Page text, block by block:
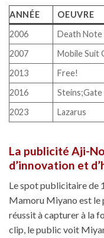
ANNÉE OEUVRE
2006
Death Note
2007
Mobile Suit
2013
Free!
2016
Steins;Gate
2023
Lazarus
La publicité Aji-
d’innovation et
Le spot publicitaire de
Mamoru Miyano est le
réussit à capturer à la
clip, le public voit